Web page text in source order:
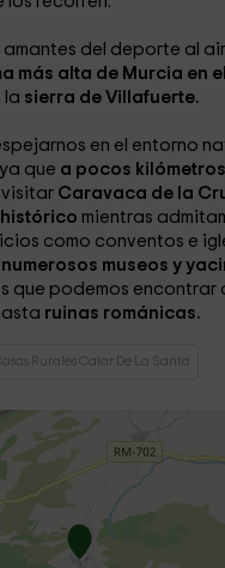
del deporte al
más alta de Murcia en
la sierra de Villafuerte.
en el entorno
que a pocos kilómetros
Caravaca de la
mientras
como conventos e
numerosos museos y
que podemos encontrar
ruinas románicas.
Rurales Calar De La Santa